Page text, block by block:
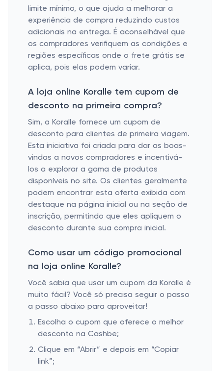
limite mínimo, o que ajuda a melhorar a
experiência de compra reduzindo custos
adicionais na entrega. É aconselhável que
os compradores verifiquem as condições e
regiões específicas onde o frete grátis se
aplica, pois elas podem variar.
A loja online Koralle tem cupom de
desconto na primeira compra?
Sim, a Koralle fornece um cupom de
desconto para clientes de primeira viagem.
Esta iniciativa foi criada para dar as boas-
vindas a novos compradores e incentivá-
los a explorar a gama de produtos
disponíveis no site. Os clientes geralmente
podem encontrar esta oferta exibida com
destaque na página inicial ou na seção de
inscrição, permitindo que eles apliquem o
desconto durante sua compra inicial.
Como usar um código promocional
na loja online Koralle?
Você sabia que usar um cupom da Koralle é
muito fácil? Você só precisa seguir o passo
a passo abaixo para aproveitar!
Escolha o cupom que oferece o melhor
desconto na Cashbe;
Clique em “Abrir” e depois em “Copiar
link”;